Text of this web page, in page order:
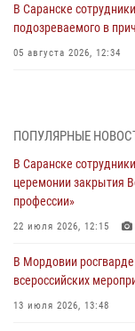
В Саранске
подозреваемого в
05 августа 2026, 12:34
05 августа 2026, 09:04
Помощь из Мордовии
разрешительной
зону СВО
04 августа 2026, 11:13
Сотрудники
республиканских
04 августа 2026, 08:27
ПОПУЛЯРНЫЕ
В Саранске
церемонии закрытия
профессии»
22 июля 2026, 12:15
В Мордовии
всероссийских
13 июля 2026, 13:48